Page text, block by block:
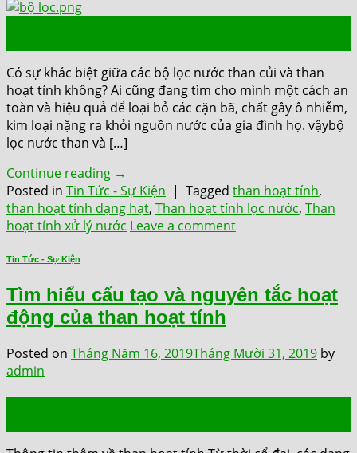
Có sự khác biệt giữa các bộ lọc nước than củi và than
hoạt tính không? Ai cũng đang tìm cho mình một cách an
toàn và hiệu quả để loại bỏ các cặn bã, chất gây ô nhiễm,
kim loại nặng ra khỏi nguồn nước của gia đình họ. vậybộ
lọc nước than và […]
Continue reading →
Posted in Tin Tức - Sự Kiện | Tagged than hoạt tính,
than hoạt tính dạng hạt, Than hoạt tính lọc nước, Than
hoạt tính xử lý nước Leave a comment
Tin Tức - Sự Kiện
Tìm hiểu cấu tạo và nguyên tắc hoạt
động của than hoạt tính
Posted on Tháng Năm 16, 2019Tháng Mười 31, 2019 by
admin